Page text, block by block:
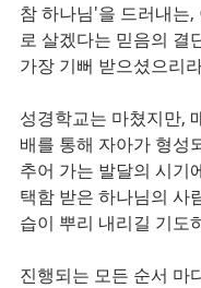
참 하나님'을 드러내는
로 살겠다는 믿음의 결
가장 기뻐 받으셨으리
성경학교는 마쳤지만,
배를 통해 자아가 형성
추어 가는 발달의 시기
택함 받은 하나님의 사
습이 뿌리 내리길 기도
진행되는 모든 순서 마